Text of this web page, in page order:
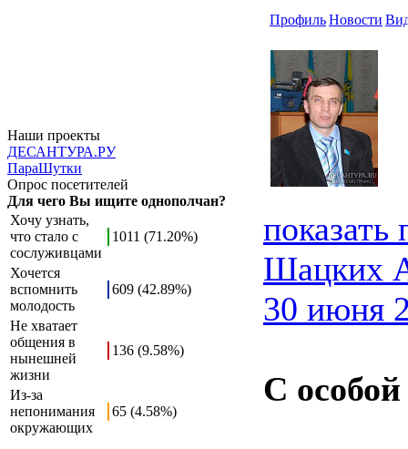
Наши проекты
ДЕСАНТУРА.РУ
ПараШутки
Опрос посетителей
Для чего Вы ищите однополчан?
Хочу узнать,
что стало с
сослуживцами
1011 (71.20%)
Хочется
вспомнить
молодость
609 (42.89%)
Не хватает
общения в
нынешней
жизни
136 (9.58%)
Из-за
непонимания
окружающих
65 (4.58%)
ПрофильНовости
Шацких
30 июня
С